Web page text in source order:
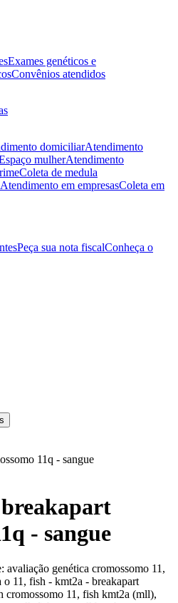
Exames genéticos e
Convênios atendidos
domiciliarAtendimento
mulherAtendimento
Coleta de medula
Atendimento em empresasColeta em
Peça sua nota fiscalConheça o
11q - sangue
- sangue
avaliação genética cromossomo 11,
11, fish - kmt2a - breakapart
cromossomo 11, fish kmt2a (mll),